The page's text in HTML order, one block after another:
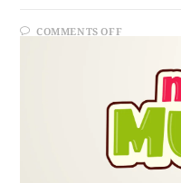
COMMENTS OFF